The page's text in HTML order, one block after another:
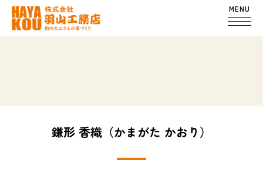
MENU
鎌形 香織（かまがた かおり）